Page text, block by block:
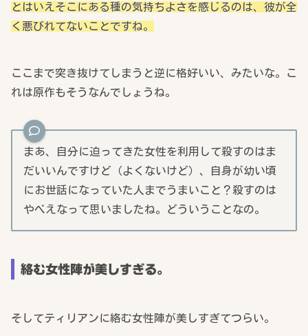
とはいえそこにある種の気持ちよさを感じるのは、彼が全
く悪びれてないことですね。
ここまで突き抜けてしまうと逆に格好いい、みたいな。こ
れは原作もそうなんでしょうね。
まあ、自分に迫ってきた女性を利用して殺すのはま
だいいんですけど（よくないけど）、自身が幼い頃
にお世話になっていた人までうまいこと？殺すのは
やべえなって思いましたね。どういうことなの。
絡む女性陣が美しすぎる。
そしてティリアンに絡む女性陣が美しすぎてつらい。